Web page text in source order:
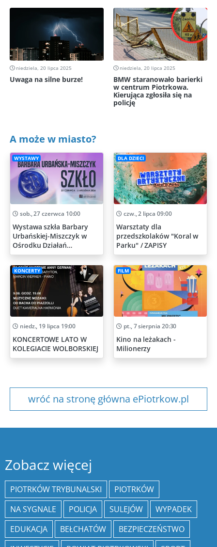
niedziela, 20 lipca 2025
Uwaga na silne burze!
niedziela, 20 lipca 2025
BMW staranowało barierki
w centrum Piotrkowa.
Kierująca zgłosiła się na
policję
A może w miasto?
WYSTAWY
sob., 27 czerwca 10:00
Wystawa szkła Barbary
Urbańskiej-Miszczyk w
Ośrodku Działań
Artystycznych
DLA DZIECI
czw., 2 lipca 09:00
Warsztaty dla
przedszkolaków "Koral w
Parku" / ZAPISY
KONCERTY
niedz., 19 lipca 19:00
KONCERTOWE LATO W
KOLEGIACIE WOLBORSKIEJ
FILM
pt., 7 sierpnia 20:30
Kino na leżakach -
Milionerzy
wróć na stronę główna ePiotrkow.pl
Zobacz więcej
PIOTRKÓW TRYBUNALSKI
PIOTRKÓW
NA SYGNALE
POLICJA SULEJÓW
WYPADEK
EDUKACJA
BEŁCHATÓW
BEZPIECZEŃSTWO